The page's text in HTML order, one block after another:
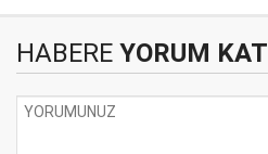
HABERE YORUM KAT